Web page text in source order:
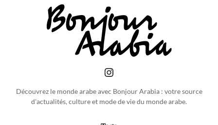
Découvrez le monde arabe avec Bonjour Arabia : votre source
d'actualités, culture et mode de vie du monde arabe.